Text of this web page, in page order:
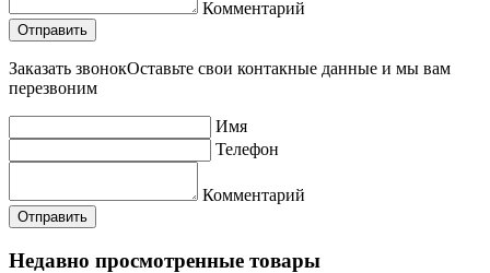
Комментарий
Заказать звонокОставьте свои контакные данные и мы вам
перезвоним
Имя
Телефон
Комментарий
Недавно просмотренные товары